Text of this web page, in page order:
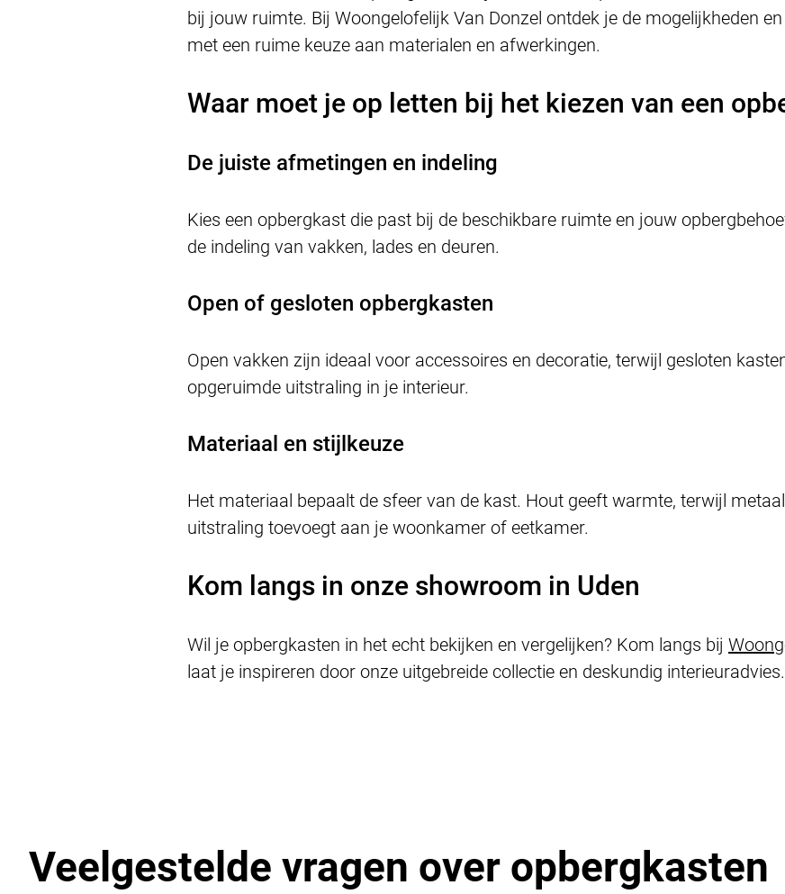
bij jouw ruimte. Bij Woongelofelijk Van Donzel ontdek je de mogelijkheden
met een ruime keuze aan materialen en afwerkingen.
Waar moet je op letten bij het kiezen van een
De juiste afmetingen en indeling
Kies een opbergkast die past bij de beschikbare ruimte en jouw
de indeling van vakken, lades en deuren.
Open of gesloten opbergkasten
Open vakken zijn ideaal voor accessoires en decoratie, terwijl gesloten
opgeruimde uitstraling in je interieur.
Materiaal en stijlkeuze
Het materiaal bepaalt de sfeer van de kast. Hout geeft warmte, terwijl
uitstraling toevoegt aan je woonkamer of eetkamer.
Kom langs in onze showroom in Uden
Wil je opbergkasten in het echt bekijken en vergelijken? Kom langs bij
laat je inspireren door onze uitgebreide collectie en deskundig interieuradvies.
Veelgestelde vragen over opbergkasten